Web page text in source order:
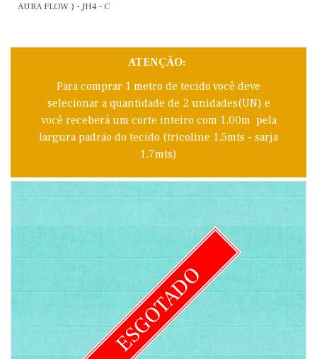
AURA FLOW ) - JH4 - C
ATENÇÃO:
Para comprar 1 metro de tecido você deve
selecionar a quantidade de 2 unidades(UN) e
você receberá um corte inteiro com 1,00m pela
largura padrão do tecido (tricoline 1,5mts - sarja
1,7mts)
ESGOTADO